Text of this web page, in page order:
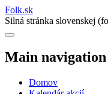
Folk.sk
Silná stránka slovenskej
Main navigation
Domov